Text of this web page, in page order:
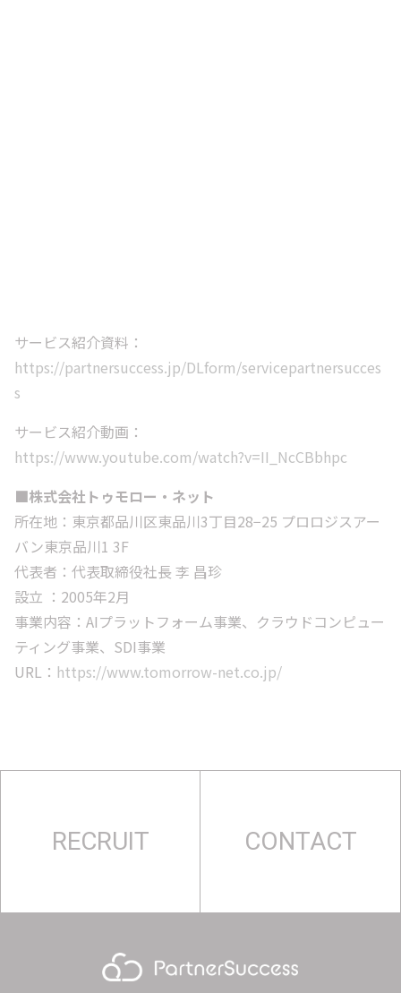
サービス紹介資料：
https://partnersuccess.jp/DLform/servicepartnersucces
s
サービス紹介動画：
https://www.youtube.com/watch?v=II_NcCBbhpc
■株式会社トゥモロー・ネット
所在地：東京都品川区東品川3丁目28−25 プロロジスアー
バン東京品川1 3F
代表者：代表取締役社長 李 昌珍
設立 ：2005年2月
事業内容：AIプラットフォーム事業、クラウドコンピュー
ティング事業、SDI事業
URL： https://www.tomorrow-net.co.jp/
RECRUIT CONTACT